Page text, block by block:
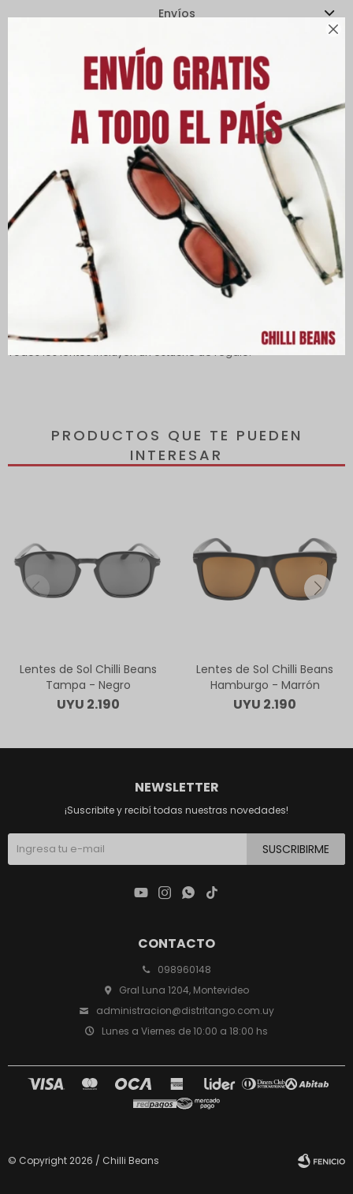

Envíos
Cambios y Devoluciones
Medios de pago
Características
Descripción
Lentes con protección 100% UVA y UVB protegen tus ojos de los
rayos solares dañinos, reduciendo el riesgo de desarrollar
enfermedades oculares.
Todos los lentes incluyen un estuche de regalo.
PRODUCTOS QUE TE PUEDEN
INTERESAR
Lentes de Sol Chilli Beans
Tampa - Negro
UYU 2.190
Lentes de Sol Chilli Beans
Hamburgo - Marrón
UYU 2.190
CONTACTO
098960148
Gral Luna 1204, Montevideo
administracion@distritango.com.uy
Lunes a Viernes de 10:00 a 18:00 hs
NEWSLETTER
¡Suscribite y recibí todas nuestras novedades!
SUSCRIBIRME
   
© Copyright 2026 / Chilli Beans